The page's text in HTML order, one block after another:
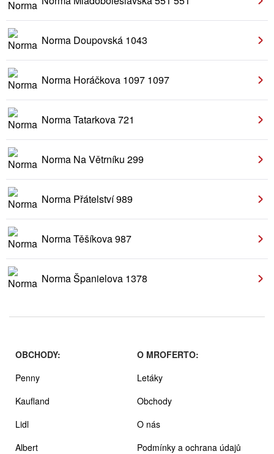
Norma Doupovská 1043
Norma Horáčkova 1097 1097
Norma Tatarkova 721
Norma Na Větrníku 299
Norma Přátelství 989
Norma Těšíkova 987
Norma Španielova 1378
OBCHODY:
Penny
Kaufland
Lidl
Albert
O MROFERTO:
Letáky
Obchody
O nás
Podmínky a ochrana údajů